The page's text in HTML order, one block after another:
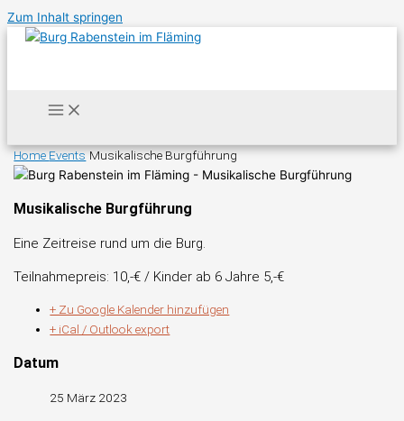
Zum Inhalt springen
HomeEvents Musikalische Burgführung
Musikalische Burgführung
Eine Zeitreise rund um die Burg.
Teilnahmepreis: 10,-€ / Kinder ab 6 Jahre 5,-€
+ Zu Google Kalender hinzufügen
+ iCal / Outlook export
Datum
25 März 2023